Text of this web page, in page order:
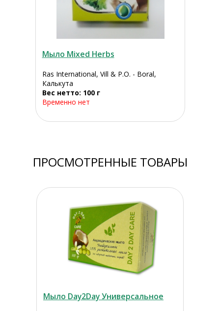
Мыло Mixed Herbs
Ras International, Vill & P.O. - Boral,
Калькута
Вес нетто: 100 г
Временно нет
ПРОСМОТРЕННЫЕ ТОВАРЫ
Мыло Day2Day Универсальное